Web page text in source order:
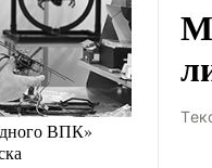
ВПК»